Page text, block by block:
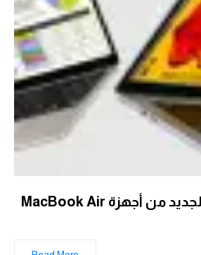
أبل تطلق الجيل الجديد من أجهزة MacBook Air